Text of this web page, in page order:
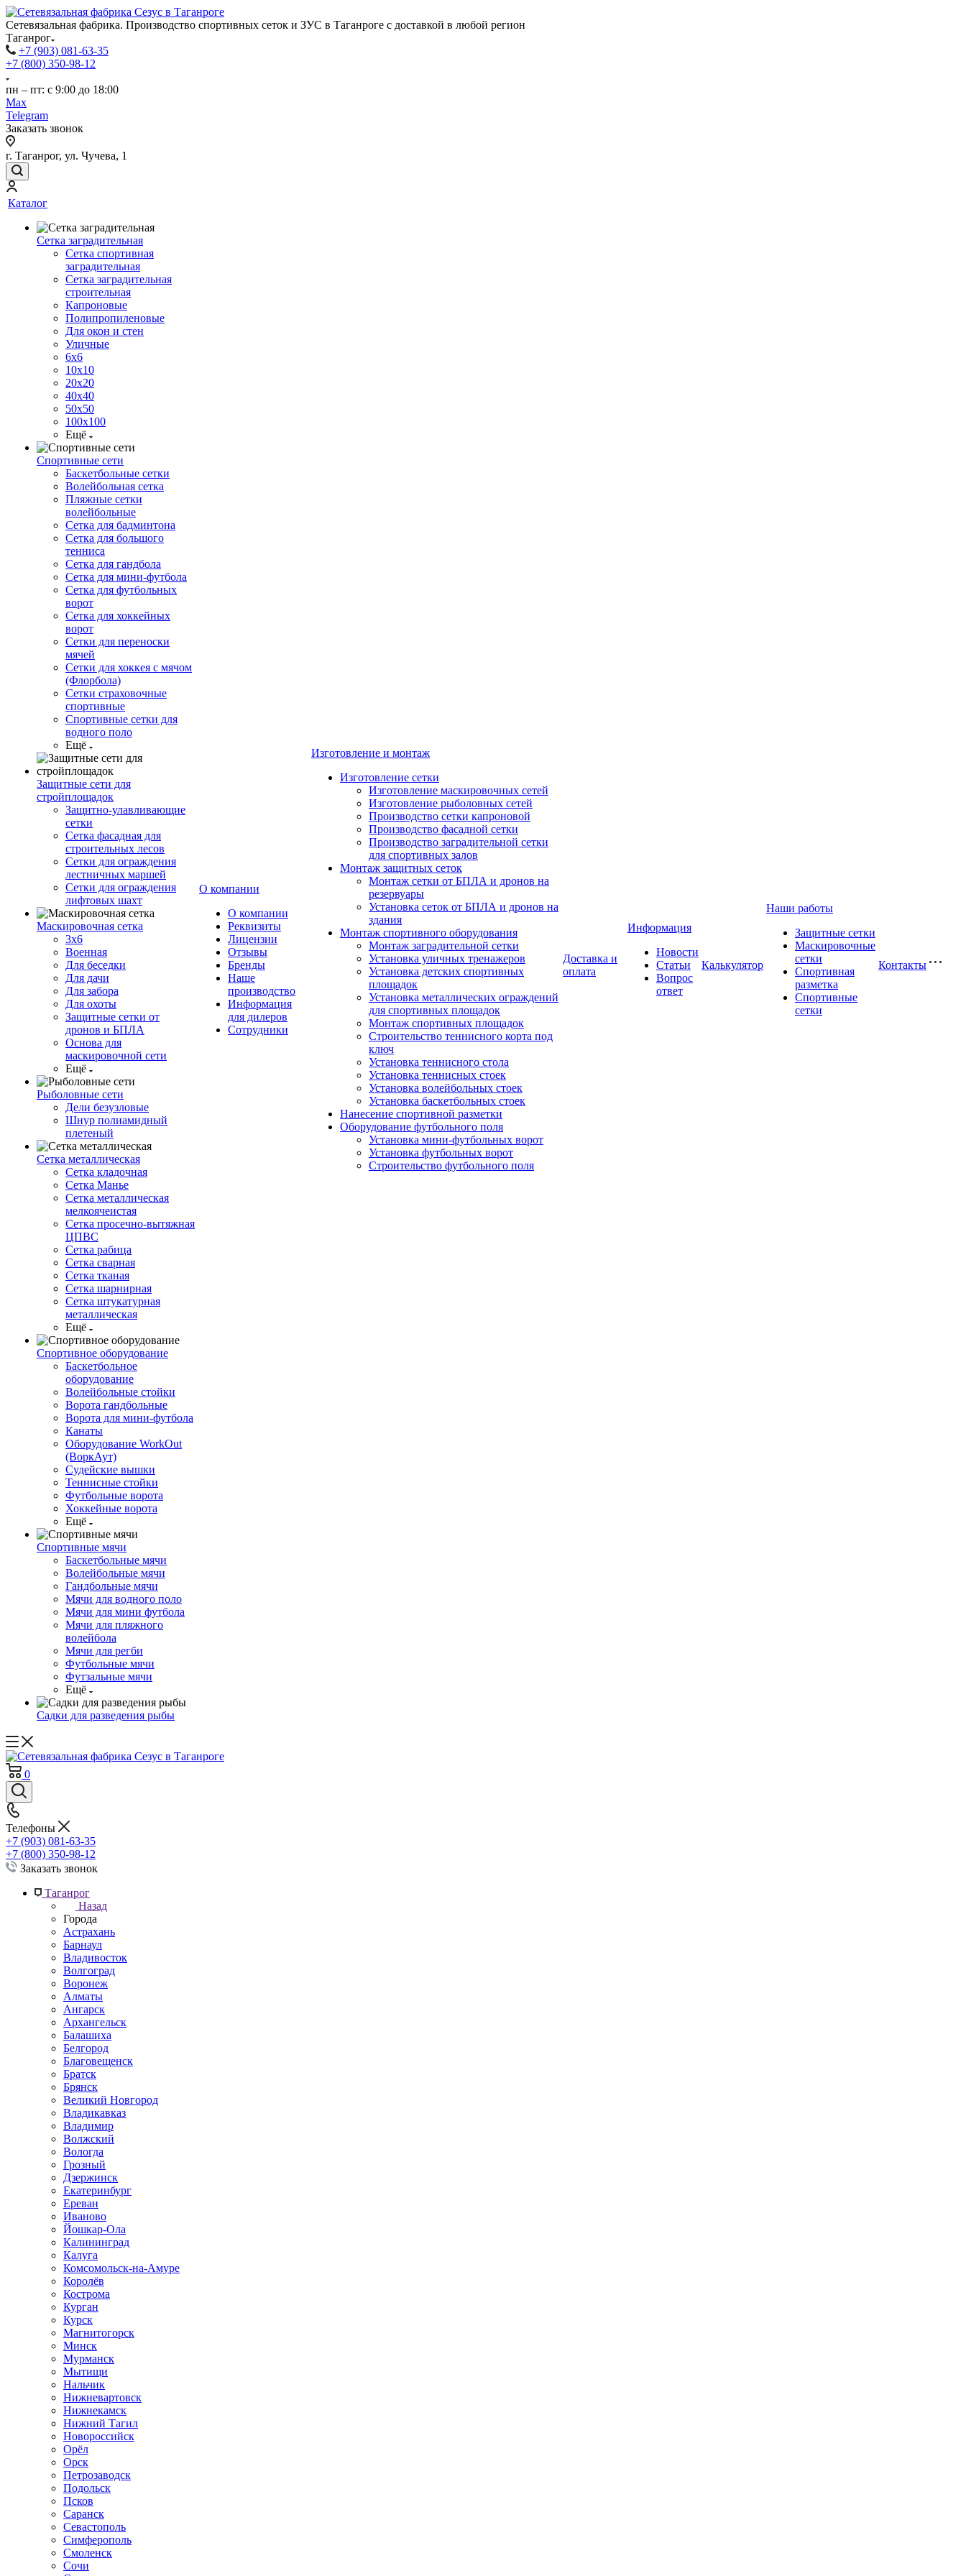
Сетевязальная фабрика. Производство спортивных сеток и ЗУС в Таганроге с доставкой в любой регион
Таганрог
+7 (903) 081-63-35
+7 (800) 350-98-12
пн – пт: с 9:00 до 18:00
Max
Telegram
Заказать звонок
г. Таганрог, ул. Чучева, 1
Каталог
Сетка заградительная
Сетка спортивная
заградительная
Сетка заградительная
строительная
Капроновые
Полипропиленовые
Для окон и стен
Уличные
6х6
10х10
20х20
40х40
50х50
100х100
Ещё
Спортивные сети
Баскетбольные сетки
Волейбольная сетка
Пляжные сетки
волейбольные
Сетка для бадминтона
Сетка для большого
тенниса
Сетка для гандбола
Сетка для мини-футбола
Сетка для футбольных
ворот
Сетка для хоккейных
ворот
Сетки для переноски
мячей
Сетки для хоккея с мячом
(Флорбола)
Сетки страховочные
спортивные
Спортивные сетки для
водного поло
Ещё
Защитные сети для
стройплощадок
Защитно-улавливающие
сетки
Сетка фасадная для
строительных лесов
Сетки для ограждения
лестничных маршей
Сетки для ограждения
лифтовых шахт
Маскировочная сетка
3х6
Военная
Для беседки
Для дачи
Для забора
Для охоты
Защитные сетки от
дронов и БПЛА
Основа для
маскировочной сети
Ещё
Рыболовные сети
Дели безузловые
Шнур полиамидный
плетеный
Сетка металлическая
Сетка кладочная
Сетка Манье
Сетка металлическая
мелкоячеистая
Сетка просечно-вытяжная
ЦПВС
Сетка рабица
Сетка сварная
Сетка тканая
Сетка шарнирная
Сетка штукатурная
металлическая
Ещё
Спортивное оборудование
Баскетбольное
оборудование
Волейбольные стойки
Ворота гандбольные
Ворота для мини-футбола
Канаты
Оборудование WorkOut
(ВоркАут)
Судейские вышки
Теннисные стойки
Футбольные ворота
Хоккейные ворота
Ещё
Спортивные мячи
Баскетбольные мячи
Волейбольные мячи
Гандбольные мячи
Мячи для водного поло
Мячи для мини футбола
Мячи для пляжного
волейбола
Мячи для регби
Футбольные мячи
Футзальные мячи
Ещё
Садки для разведения рыбы
О компании
О компании
Реквизиты
Лицензии
Отзывы
Бренды
Наше
производство
Информация
для дилеров
Сотрудники
Изготовление и монтаж
Изготовление сетки
Изготовление маскировочных сетей
Изготовление рыболовных сетей
Производство сетки капроновой
Производство фасадной сетки
Производство заградительной сетки
для спортивных залов
Монтаж защитных сеток
Монтаж сетки от БПЛА и дронов на
резервуары
Установка сеток от БПЛА и дронов на
здания
Монтаж спортивного оборудования
Монтаж заградительной сетки
Установка уличных тренажеров
Установка детских спортивных
площадок
Установка металлических ограждений
для спортивных площадок
Монтаж спортивных площадок
Строительство теннисного корта под
ключ
Установка теннисного стола
Установка теннисных стоек
Установка волейбольных стоек
Установка баскетбольных стоек
Нанесение спортивной разметки
Оборудование футбольного поля
Установка мини-футбольных ворот
Установка футбольных ворот
Строительство футбольного поля
Доставка и
оплата
Информация
Новости
Статьи
Вопрос
ответ
Калькулятор
Наши работы
Защитные сетки
Маскировочные
сетки
Спортивная
разметка
Спортивные
сетки
Контакты
0
Телефоны
+7 (903) 081-63-35
+7 (800) 350-98-12
Заказать звонок
Таганрог
Назад
Города
Астрахань
Барнаул
Владивосток
Волгоград
Воронеж
Алматы
Ангарск
Архангельск
Балашиха
Белгород
Благовещенск
Братск
Брянск
Великий Новгород
Владикавказ
Владимир
Волжский
Вологда
Грозный
Дзержинск
Екатеринбург
Ереван
Иваново
Йошкар-Ола
Калининград
Калуга
Комсомольск-на-Амуре
Королёв
Кострома
Курган
Курск
Магнитогорск
Минск
Мурманск
Мытищи
Нальчик
Нижневартовск
Нижнекамск
Нижний Тагил
Новороссийск
Орёл
Орск
Петрозаводск
Подольск
Псков
Саранск
Севастополь
Симферополь
Смоленск
Сочи